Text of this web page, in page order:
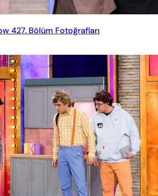
427. Bölüm Fotoğrafları